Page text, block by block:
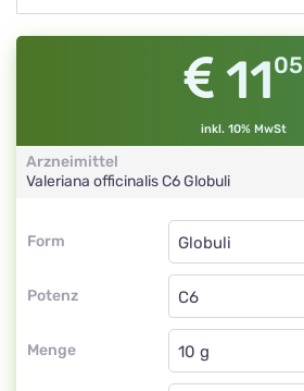
1105
inkl. 10% MwSt
Arzneimittel
Valeriana officinalisC6Globuli
Form
Form
Potenz
Globuli
C6
Menge
Globuli